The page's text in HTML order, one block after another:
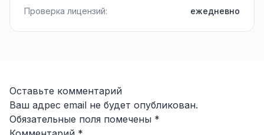
Проверка лицензий:
ежедневно
Оставьте комментарий
Ваш адрес email не будет опубликован.
Обязательные поля помечены *